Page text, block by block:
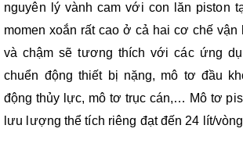
nguyên lý vành cam với con lăn piston
momen xoắn rất cao ở cả hai cơ chế vận
và chậm sẽ tương thích với các ứng
chuển động thiết bị nặng, mô tơ đầu
động thủy lực, mô tơ trục cán,… Mô tơ
lưu lượng thể tích riêng đạt đến 24 lít/